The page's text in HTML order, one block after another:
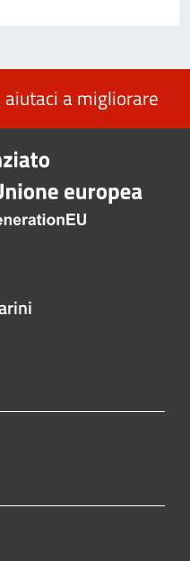
a migliorare